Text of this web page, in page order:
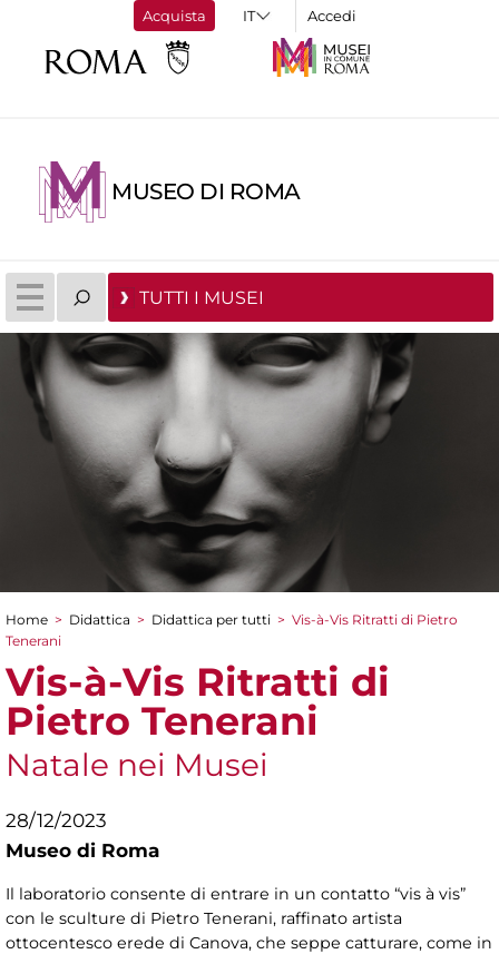
Acquista Accedi
MUSEO DI ROMA
TUTTI I MUSEI
Tu sei qui
Home > Didattica > Didattica per tutti > Vis-à-Vis Ritratti di Pietro
Tenerani
Vis-à-Vis Ritratti di
Pietro Tenerani
Natale nei Musei
28/12/2023
Museo di Roma
Il laboratorio consente di entrare in un contatto “vis à vis”
con le sculture di Pietro Tenerani, raffinato artista
ottocentesco erede di Canova, che seppe catturare, come in